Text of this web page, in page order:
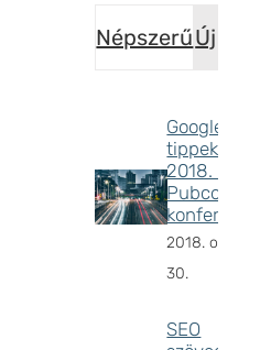
NépszerűÚj
Google
tippek
2018. –
Pubcon
2018.
30.
SEO